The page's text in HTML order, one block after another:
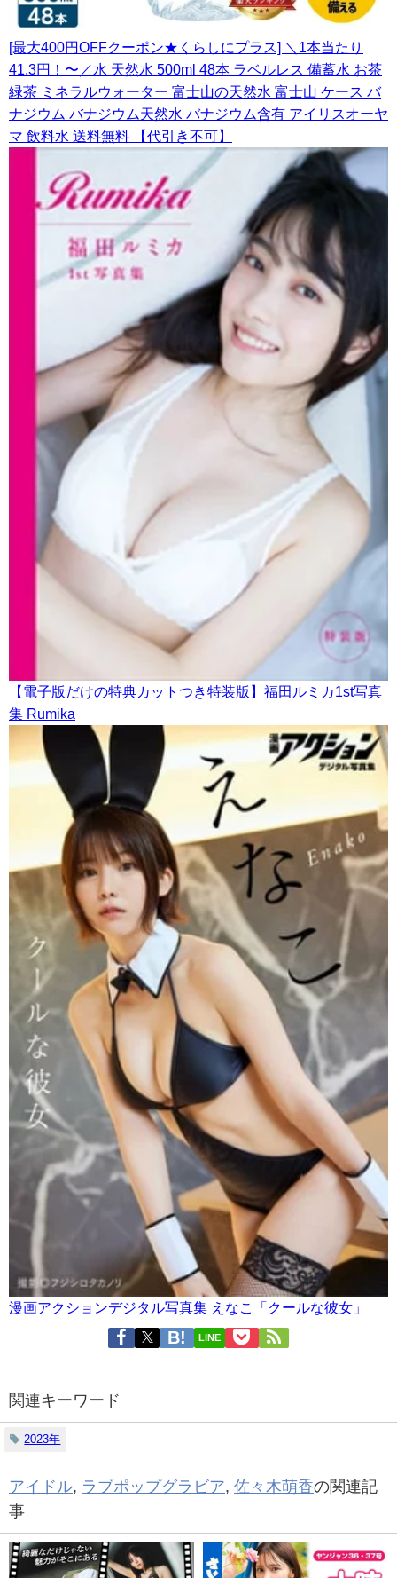
[最大400円OFFクーポン★くらしにプラス] ＼1本当たり
41.3円！〜／水 天然水 500ml 48本 ラベルレス 備蓄水 お茶
緑茶 ミネラルウォーター 富士山の天然水 富士山 ケース バ
ナジウム バナジウム天然水 バナジウム含有 アイリスオーヤ
マ 飲料水 送料無料 【代引き不可】
【電子版だけの特典カットつき特装版】福田ルミカ1st写真
集 Rumika
漫画アクションデジタル写真集 えなこ「クールな彼女」
LINE
関連キーワード
2023年
アイドル, ラブポップグラビア, 佐々木萌香の関連記
事